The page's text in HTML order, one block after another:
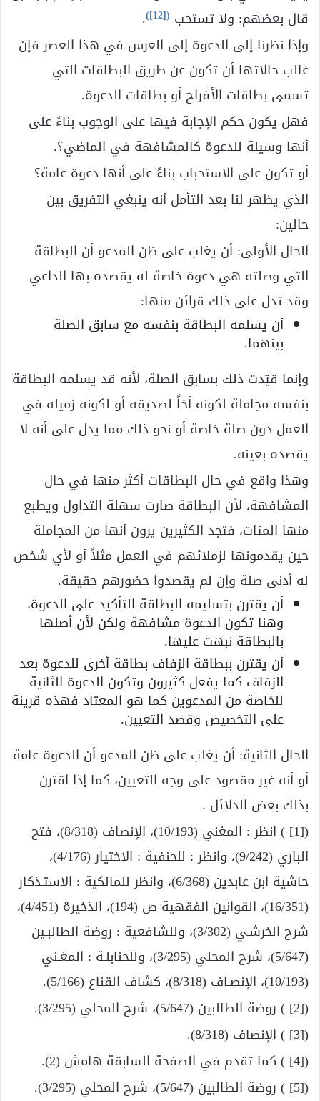
قال بعضهم: ولا تستحب (
[12]
)
.
وإذا نظرنا إلى الدعوة إلى العرس في هذا العصر فإن
غالب حالاتها أن تكون عن طريق البطاقات التي
تسمى بطاقات الأفراح أو بطاقات الدعوة.
فهل يكون حكم الإجابة فيها على الوجوب بناءً على
أنها وسيلة للدعوة كالمشافهة في الماضي؟.
أو تكون على الاستحباب بناءً على أنها دعوة عامة؟
الذي يظهر لنا بعد التأمل أنه ينبغي التفريق بين
حالين:
الحال الأولى: أن يغلب على ظن المدعو أن البطاقة
التي وصلته هي دعوة خاصة له يقصده بها الداعي
وقد تدل على ذلك قرائن منها:
أن يسلمه البطاقة بنفسه مع سابق الصلة
بينهما.
وإنما قيّدت ذلك بسابق الصلة، لأنه قد يسلمه البطاقة
بنفسه مجاملة لكونه أخاً لصديقه أو لكونه زميله في
العمل دون صلة خاصة أو نحو ذلك مما يدل على أنه لا
يقصده بعينه.
وهذا واقع في حال البطاقات أكثر منها في حال
المشافهة، لأن البطاقة صارت سهلة التداول ويطبع
منها المئات، فتجد الكثيرين يرون أنها من المجاملة
حين يقدمونها لزملائهم في العمل مثلاً أو لأي شخص
له أدنى صلة وإن لم يقصدوا حضورهم حقيقة.
أن يقترن بتسليمه البطاقة التأكيد على الدعوة،
وهنا تكون الدعوة مشافهة ولكن لأن أصلها
بالبطاقة نبهت عليها.
أن يقترن ببطاقة الزفاف بطاقة أخرى للدعوة بعد
الزفاف كما يفعل كثيرون وتكون الدعوة الثانية
للخاصة من المدعوين كما هو المعتاد فهذه قرينة
على التخصيص وقصد التعيين.
الحال الثانية: أن يغلب على ظن المدعو أن الدعوة عامة
أو أنه غير مقصود على وجه التعيين، كما إذا اقترن
بذلك بعض الدلائل .
([1] ) انظر : المغني (10/193)، الإنصاف (8/318)، فتح
الباري (9/242)، وانظر : للحنفية : الاختيار (4/176)،
حاشية ابن عابدين (6/368)، وانظر للمالكية : الاستـذكار
(16/351)، القوانين الفقهية ص (194)، الذخيرة (4/451)،
شرح الخرشـي (3/302)، وللشافعية : روضة الطالبـين
(5/647)، شرح المحلي (3/295)، وللحنابلـة : المغـني
(10/193)، الإنصـاف (8/318)، كشاف القناع (5/166).
([2] ) روضة الطالبين (5/647)، شرح المحلي (3/295).
([3] ) الإنصاف (8/318).
([4] ) كما تقدم في الصفحة السابقة هامش (2).
([5] ) روضة الطالبين (5/647)، شرح المحلي (3/295).